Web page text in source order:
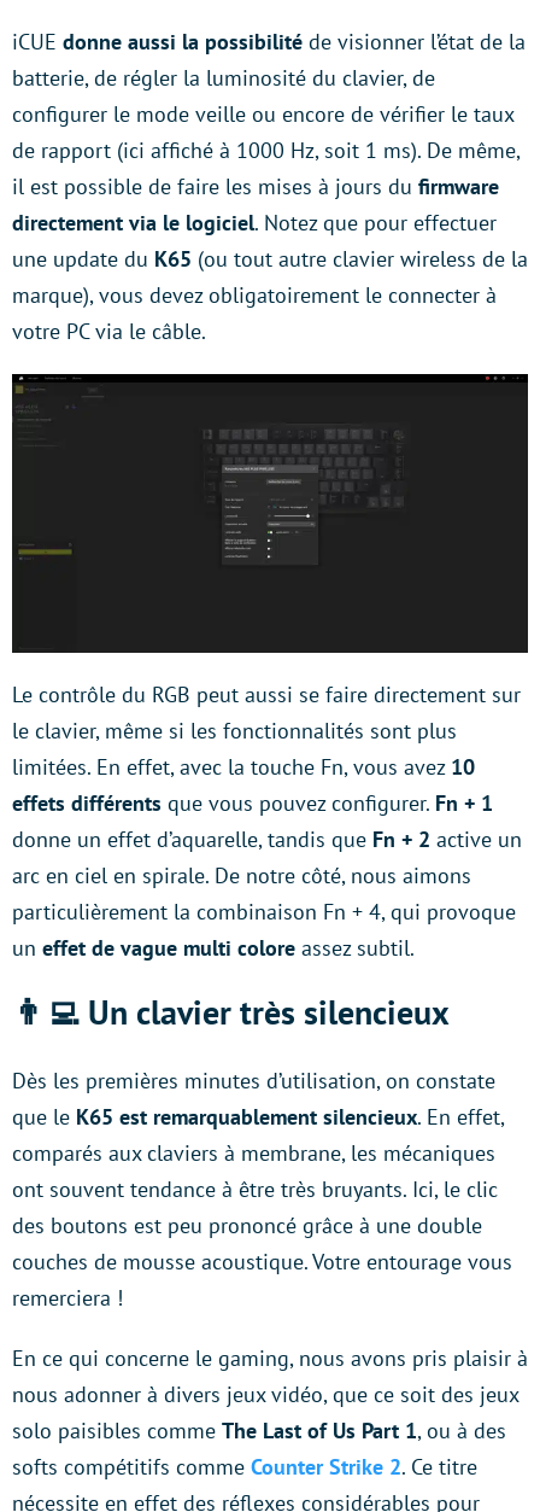
iCUE donne aussi la possibilité de visionner l’état de la
batterie, de régler la luminosité du clavier, de
configurer le mode veille ou encore de vérifier le taux
de rapport (ici affiché à 1000 Hz, soit 1 ms). De même,
il est possible de faire les mises à jours du firmware
directement via le logiciel. Notez que pour effectuer
une update du K65 (ou tout autre clavier wireless de la
marque), vous devez obligatoirement le connecter à
votre PC via le câble.
Le contrôle du RGB peut aussi se faire directement sur
le clavier, même si les fonctionnalités sont plus
limitées. En effet, avec la touche Fn, vous avez 10
effets différents que vous pouvez configurer. Fn + 1
donne un effet d’aquarelle, tandis que Fn + 2 active un
arc en ciel en spirale. De notre côté, nous aimons
particulièrement la combinaison Fn + 4, qui provoque
un effet de vague multi colore assez subtil.
👨‍💻 Un clavier très silencieux
Dès les premières minutes d’utilisation, on constate
que le K65 est remarquablement silencieux. En effet,
comparés aux claviers à membrane, les mécaniques
ont souvent tendance à être très bruyants. Ici, le clic
des boutons est peu prononcé grâce à une double
couches de mousse acoustique. Votre entourage vous
remerciera !
En ce qui concerne le gaming, nous avons pris plaisir à
nous adonner à divers jeux vidéo, que ce soit des jeux
solo paisibles comme The Last of Us Part 1, ou à des
softs compétitifs comme Counter Strike 2. Ce titre
nécessite en effet des réflexes considérables pour